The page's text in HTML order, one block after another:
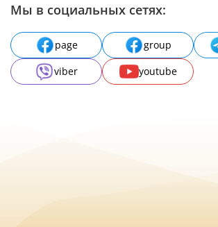
Мы в социальных сетях:
page group
viber
youtube